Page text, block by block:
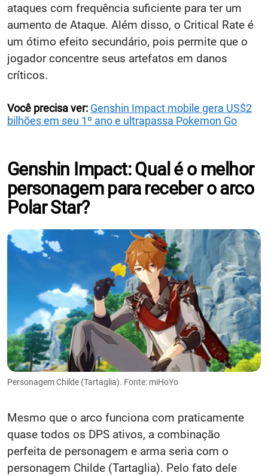
ataques com frequência suficiente para ter um
aumento de Ataque. Além disso, o Critical Rate é
um ótimo efeito secundário, pois permite que o
jogador concentre seus artefatos em danos
críticos.
Você precisa ver: Genshin Impact mobile gera US$2
bilhões em seu 1º ano e ultrapassa Pokemon Go
Genshin Impact: Qual é o melhor
personagem para receber o arco
Polar Star?
Personagem Childe (Tartaglia). Fonte: miHoYo
Mesmo que o arco funciona com praticamente
quase todos os DPS ativos, a combinação
perfeita de personagem e arma seria com o
personagem Childe (Tartaglia). Pelo fato dele